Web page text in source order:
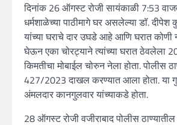
दिनांक 26 ऑगस्ट रोजी सायंकाळी 7:53
धर्मशाळेच्या पाठीमागे घर असलेल्या डॉ. दीपेश
यांच्या घराचे दार उघडे आहे आणि घरात कोणी
घेऊन एका चोरट्याने त्यांच्या घरात ठेवलेला
किमतीचा मोबाईल चोरुन नेला होता. पोलीस
427/2023 दाखल करण्यात आला होता. या
अंमलदार कानगुलवार यांच्याकडे होता.
28 ऑगस्ट रोजी वजीराबाद पोलीस